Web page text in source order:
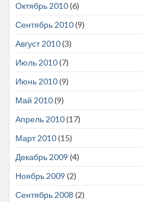
Октябрь 2010(6)
Сентябрь 2010(9)
Август 2010(3)
Июль 2010(7)
Июнь 2010(9)
Май 2010(9)
Апрель 2010(17)
Март 2010(15)
Декабрь 2009 (4)
Ноябрь 2009 (2)
Сентябрь 2008 (2)